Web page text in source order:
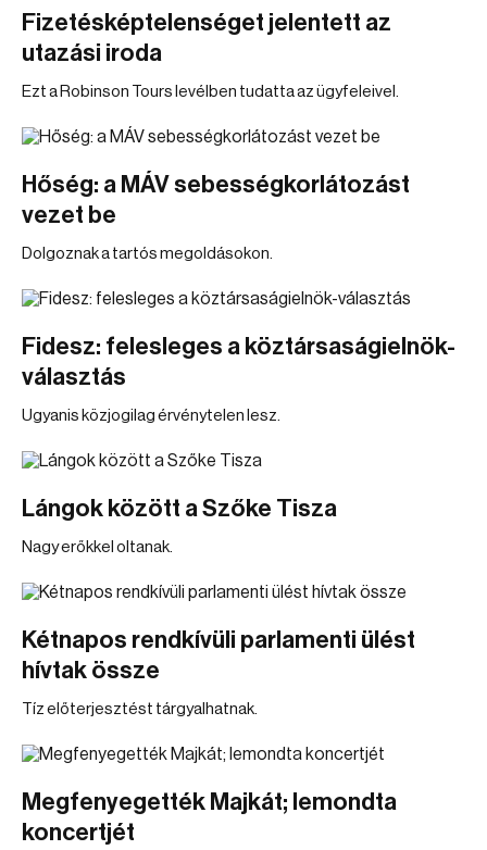
Fizetésképtelenséget jelentett az
utazási iroda
Ezt a Robinson Tours levélben tudatta az ügyfeleivel.
Hőség: a MÁV sebességkorlátozást
vezet be
Dolgoznak a tartós megoldásokon.
Fidesz: felesleges a köztársaságielnök-
választás
Ugyanis közjogilag érvénytelen lesz.
Lángok között a Szőke Tisza
Nagy erőkkel oltanak.
Kétnapos rendkívüli parlamenti ülést
hívtak össze
Tíz előterjesztést tárgyalhatnak.
Megfenyegették Majkát; lemondta
koncertjét